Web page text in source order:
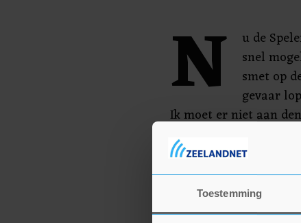
Toestemming
N
u de
snel
smet op
gevaar
Ik moet er niet aan
quarantainehotel
taekwondoka Reshmie
afzondering zit. Ik
negatief test, want
meisje zit er zo